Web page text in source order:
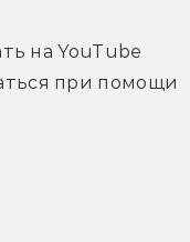
на YouTube
при помощи